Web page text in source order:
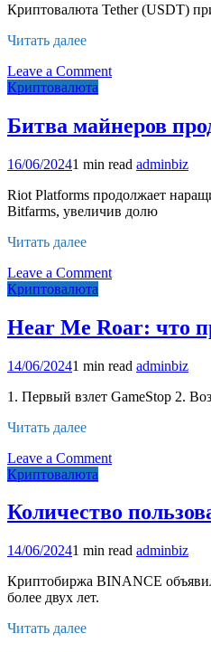
Solana
лбу
Криптовалюта Tether (USDT)
Читать далее
Leave a Commenton
на
в
Полное
руководство
Криптовалюта
Битва майнеров
16/06/20241 min read adminbiz
Riot Platforms продолжает
Bitfarms, увеличив долю
Читать далее
Leave a Commenton
Riot
долю
Bitfarms
Криптовалюта
Hear Me Roar: что
14/06/20241 min read adminbiz
1. Первый взлет GameStop 2.
Читать далее
Leave a Commenton
Roar:
что
с
GameStop
Криптовалюта
Количество
14/06/20241 min read adminbiz
Криптобиржа BINANCE
более двух лет.
Читать далее